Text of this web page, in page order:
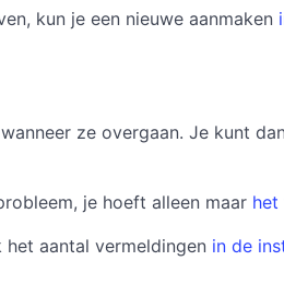
kun je een nieuwe aanmaken
ze overgaan. Je kunt
je hoeft alleen maar het
aantal vermeldingen in de